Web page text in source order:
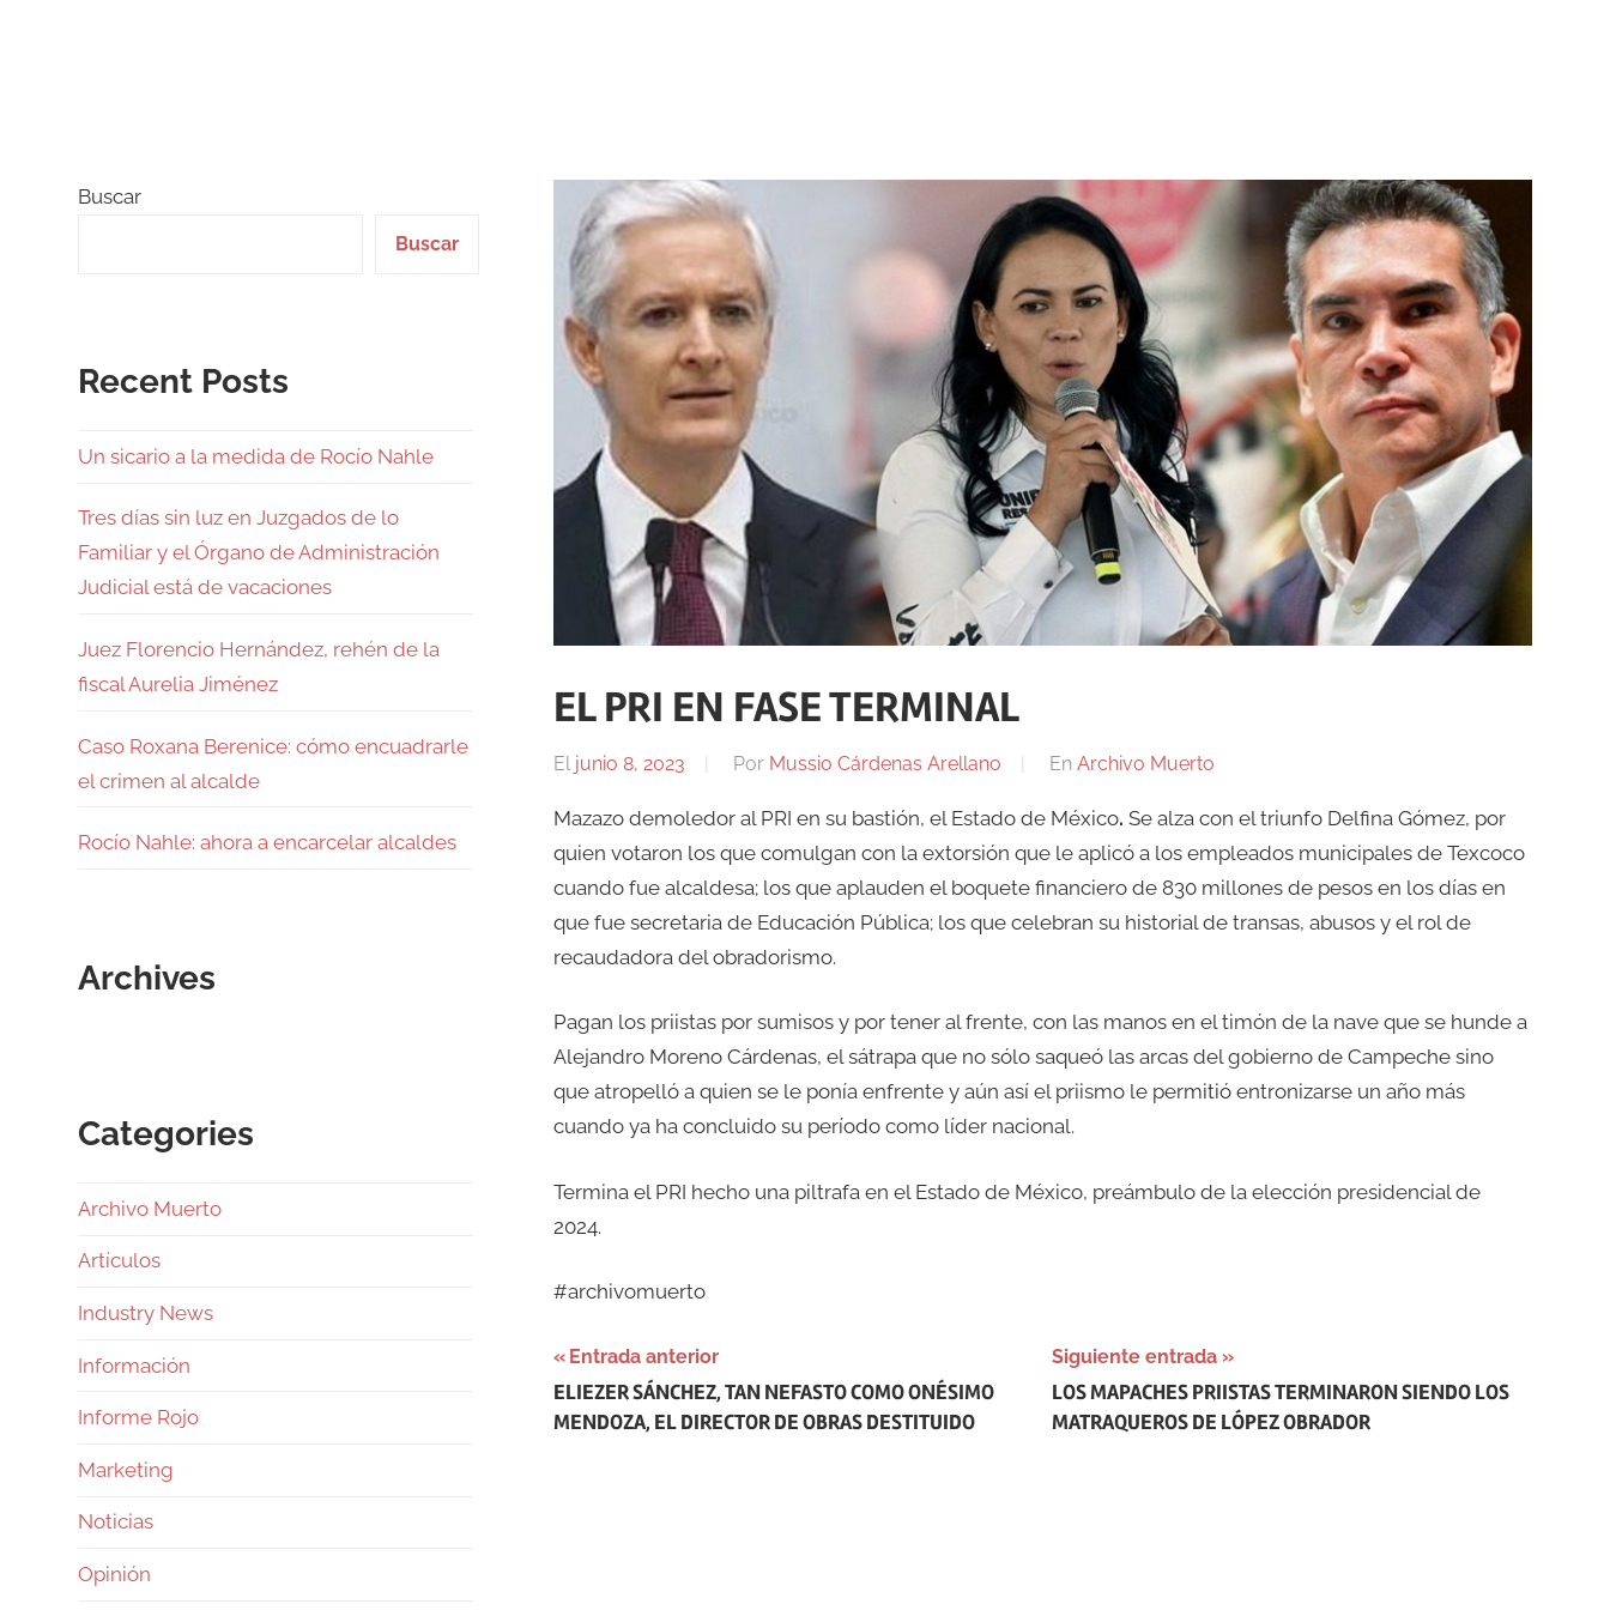
EL PRI EN FASE TERMINAL
El junio 8, 2023 Por Mussio Cárdenas Arellano En Archivo Muerto
Mazazo demoledor al PRI en su bastión, el Estado de México. Se alza con el triunfo Delfina Gómez, por
quien votaron los que comulgan con la extorsión que le aplicó a los empleados municipales de Texcoco
cuando fue alcaldesa; los que aplauden el boquete financiero de 830 millones de pesos en los días en
que fue secretaria de Educación Pública; los que celebran su historial de transas, abusos y el rol de
recaudadora del obradorismo.
Pagan los priistas por sumisos y por tener al frente, con las manos en el timón de la nave que se hunde a
Alejandro Moreno Cárdenas, el sátrapa que no sólo saqueó las arcas del gobierno de Campeche sino
que atropelló a quien se le ponía enfrente y aún así el priismo le permitió entronizarse un año más
cuando ya ha concluido su período como líder nacional.
Termina el PRI hecho una piltrafa en el Estado de México, preámbulo de la elección presidencial de
2024.
#archivomuerto
Navegación
de
Entrada anterior
ELIEZER SÁNCHEZ, TAN NEFASTO COMO ONÉSIMO
MENDOZA, EL DIRECTOR DE OBRAS DESTITUIDO
Siguiente entrada
LOS MAPACHES PRIISTAS TERMINARON SIENDO LOS
MATRAQUEROS DE LÓPEZ OBRADOR
Buscar
Buscar
Recent Posts
Un sicario a la medida de Rocío Nahle
Tres días sin luz en Juzgados de lo
Familiar y el Órgano de Administración
Judicial está de vacaciones
Juez Florencio Hernández, rehén de la
fiscal Aurelia Jiménez
Caso Roxana Berenice: cómo encuadrarle
el crimen al alcalde
Rocío Nahle: ahora a encarcelar alcaldes
Archives
Categories
Archivo Muerto
Artículos
Industry News
Información
Informe Rojo
Marketing
Noticias
Opinión